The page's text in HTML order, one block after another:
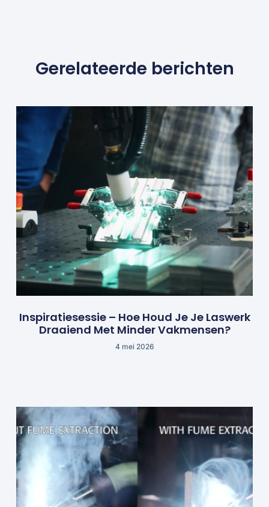
Gerelateerde berichten
Inspiratiesessie – Hoe Houd Je Je Laswerk
Draaiend Met Minder Vakmensen?
4 mei 2026